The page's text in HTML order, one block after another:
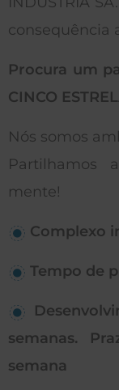
consequência
Procura um
CINCO
Nós somos
Partilhamos
mente!
Complexo
Tempo de
semanas.
semana